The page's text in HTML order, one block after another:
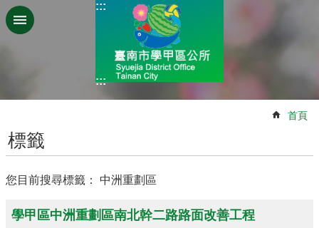
跳到主要內容區塊
:::
:::
首頁
標籤
您目前搜尋標籤： 中洲重劃區
學甲區中洲重劃區南北幹二路路面改善工程